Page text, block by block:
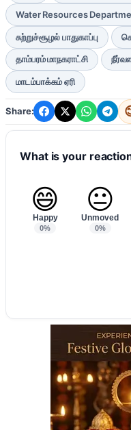
Water Resources
சுற்றுச்சூழல் பாதுகாப்பு
தாம்பரம் மாநகராட்சி
மாடம்பாக்கம் ஏரி
Share:
What is your
😄
Happy
0%
😐
Unmoved
0%